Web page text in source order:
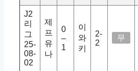
J2
리
그
25-
08-
02
제
프
유
나
0
–
1
이
와
키
2-
2
무